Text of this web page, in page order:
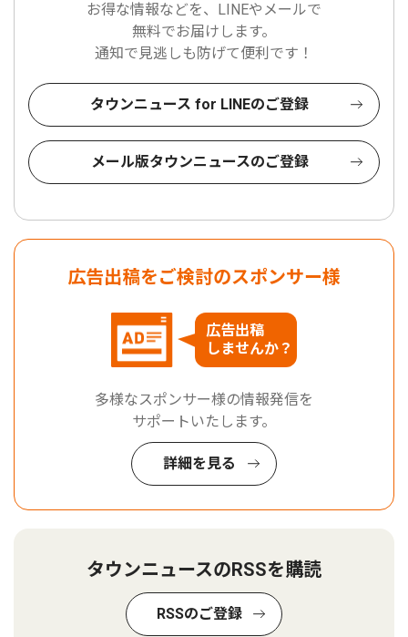
お得な情報などを、LINEやメールで
無料でお届けします。
通知で見逃しも防げて便利です！
タウンニュース for LINEのご登録
メール版タウンニュースのご登録
広告出稿をご検討のスポンサー様
広告出稿
しませんか？
多様なスポンサー様の情報発信を
サポートいたします。
詳細を見る
タウンニュースのRSSを購読
RSSのご登録